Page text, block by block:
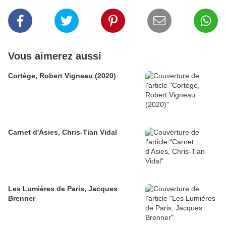
Vous aimerez aussi
Cortège, Robert Vigneau (2020)
Carnet d'Asies, Chris-Tian Vidal
Les Lumières de Paris, Jacques
Brenner